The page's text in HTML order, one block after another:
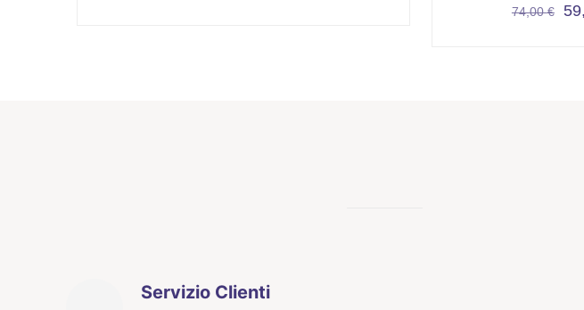
prodotto
74,00€
Servizio Clienti